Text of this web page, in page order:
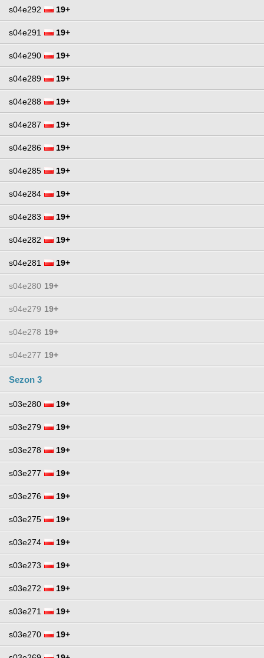
s04e292 19+
s04e291 19+
s04e290 19+
s04e289 19+
s04e288 19+
s04e287 19+
s04e286 19+
s04e285 19+
s04e284 19+
s04e283 19+
s04e282 19+
s04e281 19+
s04e280 19+
s04e279 19+
s04e278 19+
s04e277 19+
Sezon 3
s03e280 19+
s03e279 19+
s03e278 19+
s03e277 19+
s03e276 19+
s03e275 19+
s03e274 19+
s03e273 19+
s03e272 19+
s03e271 19+
s03e270 19+